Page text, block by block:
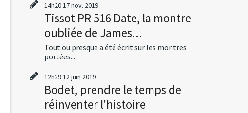
14h2017nov. 2019
Tissot PR 516 Date, la montre
oubliée de James...
Tout ou presque a été écrit sur les montres
portées...
12h2912juin 2019
Bodet, prendre le temps de
réinventer l'histoire